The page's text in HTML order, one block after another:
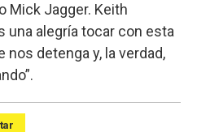
Mick Jagger. Keith
una alegría tocar con esta
nos detenga y, la verdad,